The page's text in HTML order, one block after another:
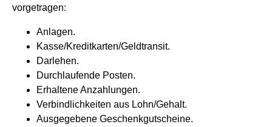
vorgetragen:
Anlagen.
Kasse/Kreditkarten/Geldtransit.
Darlehen.
Durchlaufende Posten.
Erhaltene Anzahlungen.
Verbindlichkeiten aus Lohn/Gehalt.
Ausgegebene Geschenkgutscheine.